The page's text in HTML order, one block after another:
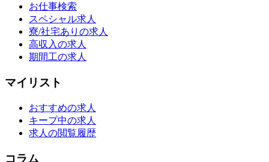
お仕事検索
スペシャル求人
寮/社宅ありの求人
高収入の求人
期間工の求人
マイリスト
おすすめの求人
キープ中の求人
求人の閲覧履歴
コラム